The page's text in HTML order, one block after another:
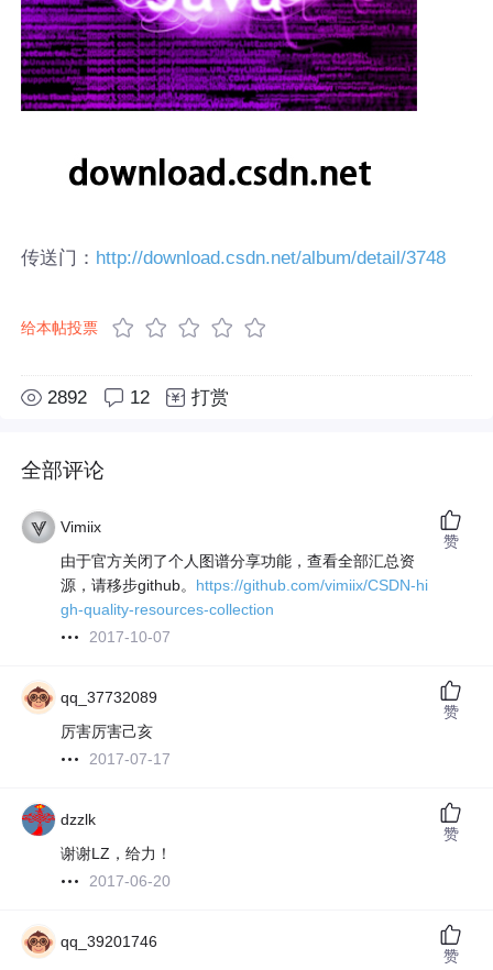
传送门： http://download.csdn.net/album/detail/3748
给本帖投票
2892 12 打赏
全部评论
Vimiix
由于官方关闭了个人图谱分享功能，查看全部汇总资
源，请移步github。 https://github.com/vimiix/CSDN-hi
gh-quality-resources-collection
2017-10-07
赞
qq_37732089
厉害厉害己亥
2017-07-17
赞
dzzlk
谢谢LZ，给力！
2017-06-20
赞
qq_39201746
赞